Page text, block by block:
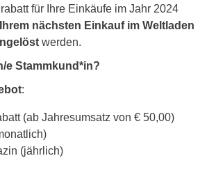
für Ihre Einkäufe im Jahr 2024
nächsten Einkauf im Weltladen
werden.
e Stammkund*in?
:
(ab Jahresumsatz von € 50,00)
(jährlich)